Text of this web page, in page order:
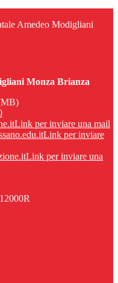
Amedeo Modigliani
Monza Brianza
Link per inviare una mail
Link per inviare
Link per inviare una